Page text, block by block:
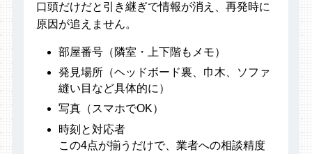
口頭だけだと引き継ぎで情報が消え、再発時に
原因が追えません。
部屋番号（隣室・上下階もメモ）
発見場所（ヘッドボード裏、巾木、ソファ
縫い目など具体的に）
写真（スマホでOK）
時刻と対応者
この4点が揃うだけで、業者への相談精度